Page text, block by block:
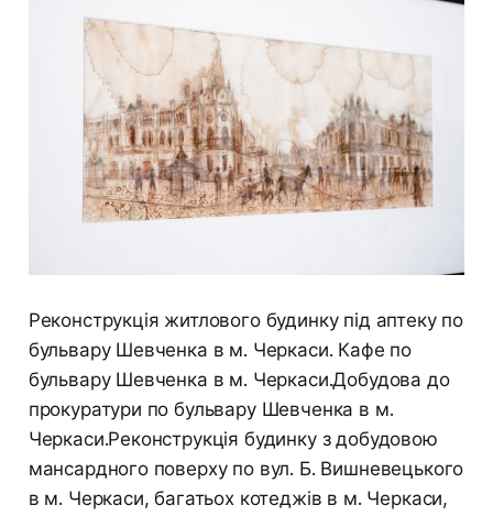
Реконструкція житлового будинку під аптеку по
бульвару Шевченка в м. Черкаси. Кафе по
бульвару Шевченка в м. Черкаси.Добудова до
прокуратури по бульвару Шевченка в м.
Черкаси.Реконструкція будинку з добудовою
мансардного поверху по вул. Б. Вишневецького
в м. Черкаси, багатьох котеджів в м. Черкаси,